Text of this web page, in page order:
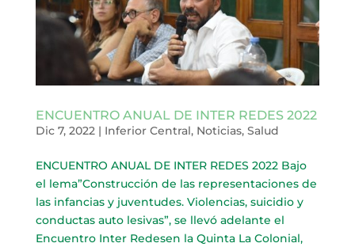
ENCUENTRO ANUAL DE INTER REDES 2022
Dic 7, 2022| Inferior Central, Noticias, Salud
ENCUENTRO ANUAL DE INTER REDES 2022 Bajo
el lema”Construcción de las representaciones de
las infancias y juventudes. Violencias, suicidio y
conductas auto lesivas”, se llevó adelante el
Encuentro Inter Redesen la Quinta La Colonial,